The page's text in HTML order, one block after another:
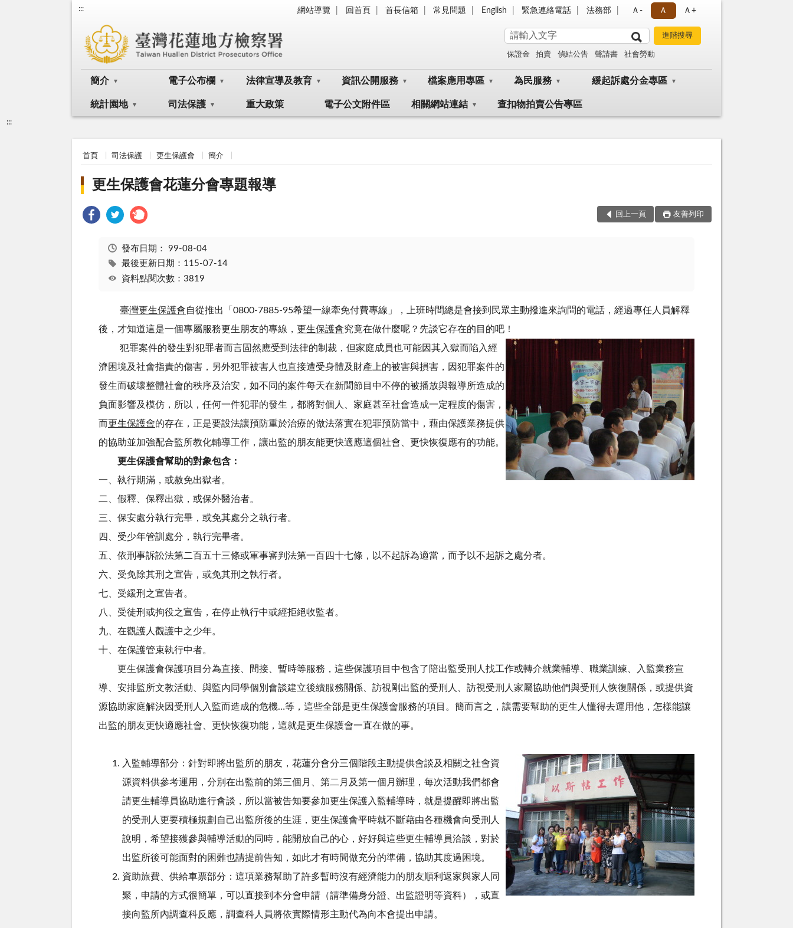
::: 網站導覽 回首頁 首長信箱 常見問題 English 緊急連絡電話 法務部 Ａ- Ａ Ａ+
保證金 拍賣 偵結公告 聲請書 社會勞動
簡介 電子公布欄 法律宣導及教育 資訊公開服務 檔案應用專區 為民服務 緩起訴處分金專區
統計園地 司法保護 重大政策 電子公文附件區 相關網站連結 查扣物拍賣公告專區
:::
首頁 司法保護 更生保護會 簡介
更生保護會花蓮分會專題報導
回上一頁 友善列印
發布日期： 99-08-04
最後更新日期：115-07-14
資料點閱次數：3819
臺灣更生保護會自從推出「0800-7885-95希望一線牽免付費專線」，上班時間總是會接到民眾主動撥進來詢問的電話，經過專任人員解釋
後，才知道這是一個專屬服務更生朋友的專線， 更生保護會究竟在做什麼呢？先談它存在的目的吧！
犯罪案件的發生對犯罪者而言固然應受到法律的制裁，但家庭成員也可能因其入獄而陷入經
濟困境及社會指責的傷害，另外犯罪被害人也直接遭受身體及財產上的被害與損害，因犯罪案件的
發生而破壞整體社會的秩序及治安，如不同的案件每天在新聞節目中不停的被播放與報導所造成的
負面影響及模仿，所以，任何一件犯罪的發生，都將對個人、家庭甚至社會造成一定程度的傷害，
而 更生保護會的存在，正是要設法讓預防重於治療的做法落實在犯罪預防當中，藉由保護業務提供
的協助並加強配合監所教化輔導工作，讓出監的朋友能更快適應這個社會、更快恢復應有的功能。
更生保護會幫助的對象包含：
一、執行期滿，或赦免出獄者。
二、假釋、保釋出獄，或保外醫治者。
三、保安處分執行完畢，或免其處分之執行者。
四、受少年管訓處分，執行完畢者。
五、依刑事訴訟法第二百五十三條或軍事審判法第一百四十七條，以不起訴為適當，而予以不起訴之處分者。
六、受免除其刑之宣告，或免其刑之執行者。
七、受緩刑之宣告者。
八、受徒刑或拘役之宣告，在停止執行中或經拒絕收監者。
九、在觀護人觀護中之少年。
十、在保護管束執行中者。
更生保護會保護項目分為直接、間接、暫時等服務，這些保護項目中包含了陪出監受刑人找工作或轉介就業輔導、職業訓練、入監業務宣
導、安排監所文教活動、與監內同學個別會談建立後續服務關係、訪視剛出監的受刑人、訪視受刑人家屬協助他們與受刑人恢復關係，或提供資
源協助家庭解決因受刑人入監而造成的危機…等，這些全部是更生保護會服務的項目。簡而言之，讓需要幫助的更生人懂得去運用他，怎樣能讓
出監的朋友更快適應社會、更快恢復功能，這就是更生保護會一直在做的事。
入監輔導部分：針對即將出監所的朋友，花蓮分會分三個階段主動提供會談及相關之社會資
源資料供參考運用，分別在出監前的第三個月、第二月及第一個月辦理，每次活動我們都會
請更生輔導員協助進行會談，所以當被告知要參加更生保護入監輔導時，就是提醒即將出監
的受刑人更要積極規劃自己出監所後的生涯，更生保護會平時就不斷藉由各種機會向受刑人
說明，希望接獲參與輔導活動的同時，能開放自己的心，好好與這些更生輔導員洽談，對於
出監所後可能面對的困難也請提前告知，如此才有時間做充分的準備，協助其度過困境。
資助旅費、供給車票部分：這項業務幫助了許多暫時沒有經濟能力的朋友順利返家與家人同
聚，申請的方式很簡單，可以直接到本分會申請（請準備身分證、出監證明等資料），或直
接向監所內調查科反應，調查科人員將依實際情形主動代為向本會提出申請。